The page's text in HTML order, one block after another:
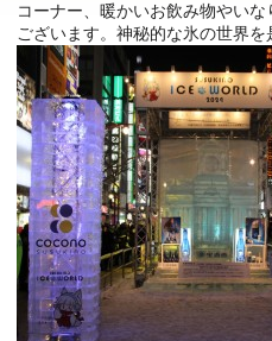
コーナー、暖かいお飲み物やい
ございます。神秘的な氷の世界を